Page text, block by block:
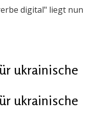
digital" liegt nun
ukrainische
ukrainische